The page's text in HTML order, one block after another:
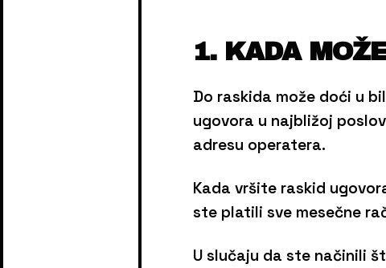
1. KADA
Do raskida može doći u
ugovora u najbližoj
adresu operatera.
Kada vršite raskid
ste platili sve mesečne
U slučaju da ste načinili